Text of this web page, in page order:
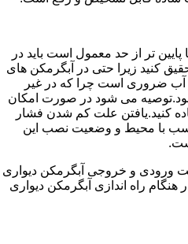
تر از حد معمول است باید در
کنید زیرا حتی در آبگرمکن های
آب ضروری است چرا که در غیر
می شود در صورت امکان
کنید.یافتن علت کم شدن فشار
با محیط و وضعیت نصب این
ورودی و خروجی آبگرمکن دیواری
راه اندازی آبگرمکن دیواری